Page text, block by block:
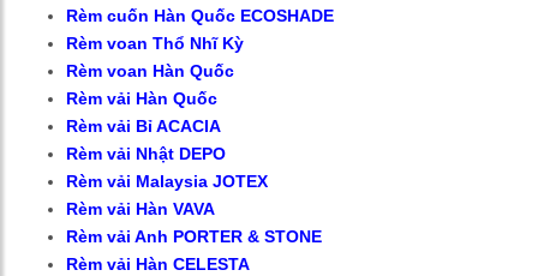
Rèm cuốn Hàn Quốc ECOSHADE
Rèm voan Thổ Nhĩ Kỳ
Rèm voan Hàn Quốc
Rèm vải Hàn Quốc
Rèm vải Bỉ ACACIA
Rèm vải Nhật DEPO
Rèm vải Malaysia JOTEX
Rèm vải Hàn VAVA
Rèm vải Anh PORTER & STONE
Rèm vải Hàn CELESTA